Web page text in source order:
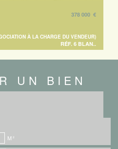
378 000 €
À LA CHARGE DU VENDEUR)
RÉF. 6 BLAN..
UN BIEN
M²